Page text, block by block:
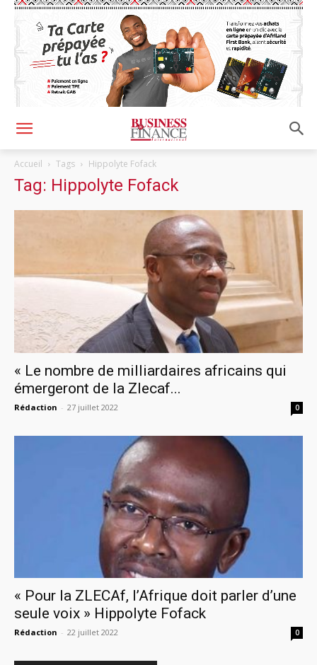
Accueil Tags Hippolyte Fofack
Tag: Hippolyte Fofack
« Le nombre de milliardaires africains qui
émergeront de la Zlecaf...
Rédaction - 27 juillet 2022 0
« Pour la ZLECAf, l’Afrique doit parler d’une
seule voix » Hippolyte Fofack
Rédaction - 22 juillet 2022 0